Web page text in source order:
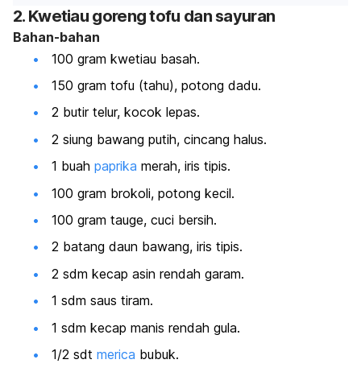
2. Kwetiau goreng tofu dan sayuran
Bahan-bahan
100 gram kwetiau basah.
150 gram tofu (tahu), potong dadu.
2 butir telur, kocok lepas.
2 siung bawang putih, cincang halus.
1 buah paprika merah, iris tipis.
100 gram brokoli, potong kecil.
100 gram tauge, cuci bersih.
2 batang daun bawang, iris tipis.
2 sdm kecap asin rendah garam.
1 sdm saus tiram.
1 sdm kecap manis rendah gula.
1/2 sdt merica bubuk.